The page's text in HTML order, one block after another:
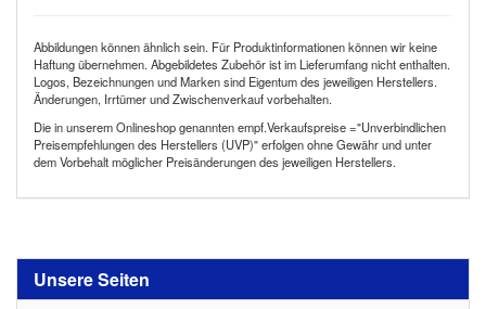
Abbildungen können ähnlich sein. Für Produktinformationen können wir keine
Haftung übernehmen. Abgebildetes Zubehör ist im Lieferumfang nicht enthalten.
Logos, Bezeichnungen und Marken sind Eigentum des jeweiligen Herstellers.
Änderungen, Irrtümer und Zwischenverkauf vorbehalten.
Die in unserem Onlineshop genannten empf.Verkaufspreise ="Unverbindlichen
Preisempfehlungen des Herstellers (UVP)" erfolgen ohne Gewähr und unter
dem Vorbehalt möglicher Preisänderungen des jeweiligen Herstellers.
Unsere Seiten